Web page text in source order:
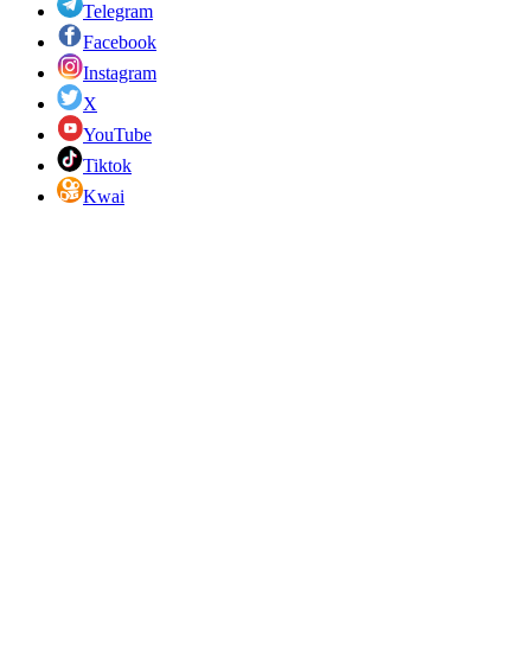
Telegram
Facebook
Instagram
X
YouTube
Tiktok
Kwai